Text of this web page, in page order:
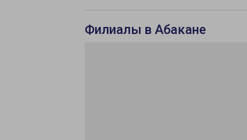
Филиалы в Абакане